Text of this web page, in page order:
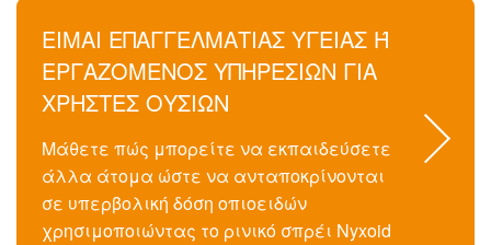
ΕΙΜΑΙ ΕΠΑΓΓΕΛΜΑΤΙΑΣ ΥΓΕΙΑΣ Ή
ΕΡΓΑΖΟΜΕΝΟΣ ΥΠΗΡΕΣΙΩΝ ΓΙΑ
ΧΡΗΣΤΕΣ ΟΥΣΙΩΝ
Μάθετε πώς μπορείτε να εκπαιδεύσετε
άλλα άτομα ώστε να ανταποκρίνονται
σε υπερβολική δόση οπιοειδών
χρησιμοποιώντας το ρινικό σπρέι Nyxoid